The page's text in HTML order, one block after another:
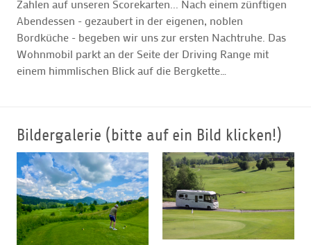
Zahlen auf unseren Scorekarten... Nach einem zünftigen
Abendessen - gezaubert in der eigenen, noblen
Bordküche - begeben wir uns zur ersten Nachtruhe. Das
Wohnmobil parkt an der Seite der Driving Range mit
einem himmlischen Blick auf die Bergkette…
Bildergalerie (bitte auf ein Bild klicken!)